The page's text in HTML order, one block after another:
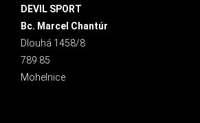
DEVIL SPORT
Bc. Marcel Chantúr
Dlouhá 1458/8
789 85
Mohelnice